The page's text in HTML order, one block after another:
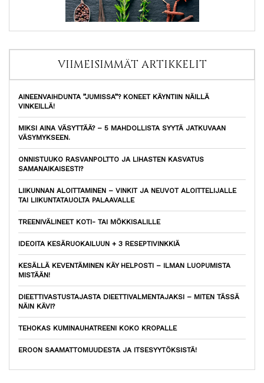
VIIMEISIMMÄT ARTIKKELIT
AINEENVAIHDUNTA ”JUMISSA”? KONEET KÄYNTIIN NÄILLÄ
VINKEILLÄ!
MIKSI AINA VÄSYTTÄÄ? – 5 MAHDOLLISTA SYYTÄ JATKUVAAN
VÄSYMYKSEEN.
ONNISTUUKO RASVANPOLTTO JA LIHASTEN KASVATUS
SAMANAIKAISESTI?
LIIKUNNAN ALOITTAMINEN – VINKIT JA NEUVOT ALOITTELIJALLE
TAI LIIKUNTATAUOLTA PALAAVALLE
TREENIVÄLINEET KOTI- TAI MÖKKISALILLE
IDEOITA KESÄRUOKAILUUN + 3 RESEPTIVINKKIÄ
KESÄLLÄ KEVENTÄMINEN KÄY HELPOSTI – ILMAN LUOPUMISTA
MISTÄÄN!
DIEETTIVASTUSTAJASTA DIEETTIVALMENTAJAKSI – MITEN TÄSSÄ
NÄIN KÄVI?
TEHOKAS KUMINAUHATREENI KOKO KROPALLE
EROON SAAMATTOMUUDESTA JA ITSESYYTÖKSISTÄ!